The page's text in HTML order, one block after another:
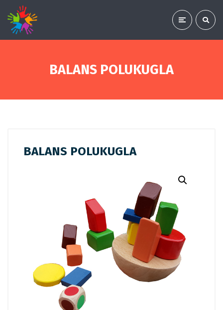
BALANS POLUKUGLA
BALANS POLUKUGLA